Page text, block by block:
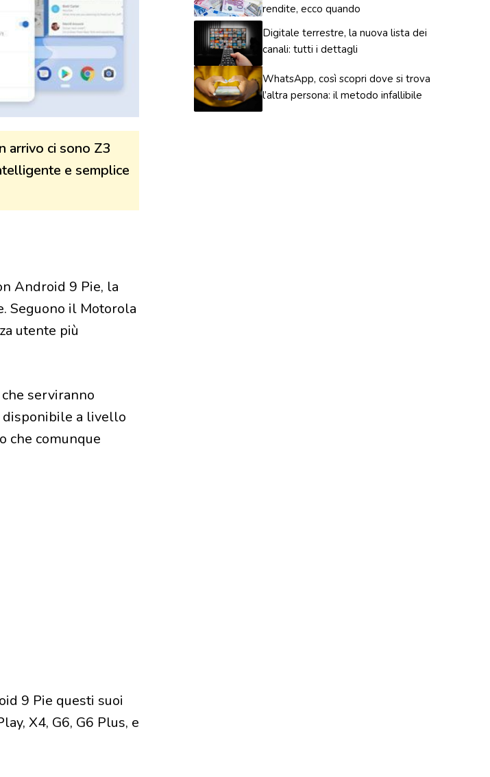
arrivo ci sono Z3
e semplice
Android 9 Pie, la
Seguono il Motorola
utente più
serviranno
disponibile a livello
che comunque
9 Pie questi suoi
X4, G6, G6 Plus, e
rendite, ecco quando
Digitale terrestre, la nuova lista dei
canali: tutti i dettagli
WhatsApp, così scopri dove si trova
l’altra persona: il metodo infallibile